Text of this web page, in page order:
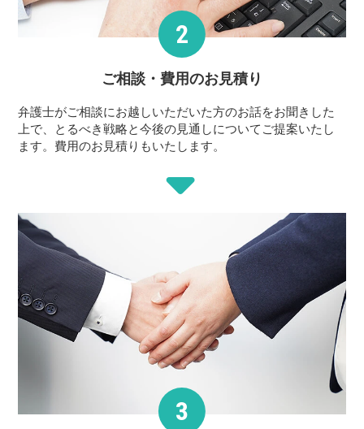
ご相談・費用のお見積り
弁護士がご相談にお越しいただいた方のお話をお聞きした
上で、とるべき戦略と今後の見通しについてご提案いたし
ます。費用のお見積りもいたします。